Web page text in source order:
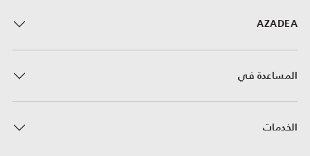
AZADEA
المساعدة في
الخدمات